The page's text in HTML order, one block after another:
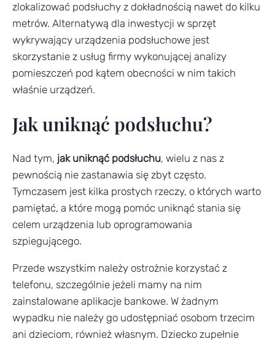
zlokalizować podsłuchy z dokładnością nawet do kilku
metrów. Alternatywą dla inwestycji w sprzęt
wykrywający urządzenia podsłuchowe jest
skorzystanie z usług firmy wykonującej analizy
pomieszczeń pod kątem obecności w nim takich
właśnie urządzeń.
Jak uniknąć podsłuchu?
Nad tym, jak uniknąć podsłuchu, wielu z nas z
pewnością nie zastanawia się zbyt często.
Tymczasem jest kilka prostych rzeczy, o których warto
pamiętać, a które mogą pomóc uniknąć stania się
celem urządzenia lub oprogramowania
szpiegującego.
Przede wszystkim należy ostrożnie korzystać z
telefonu, szczególnie jeżeli mamy na nim
zainstalowane aplikacje bankowe. W żadnym
wypadku nie należy go udostępniać osobom trzecim
ani dzieciom, również własnym. Dziecko zupełnie